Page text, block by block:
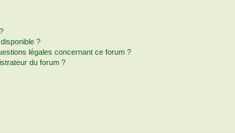
?
légales concernant ce forum ?
du forum ?